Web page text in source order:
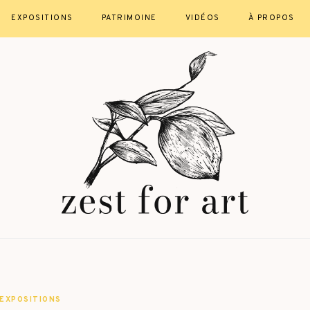
EXPOSITIONS PATRIMOINE VIDÉOS À PROPOS
EXPOSITIONS